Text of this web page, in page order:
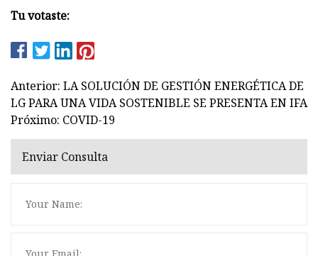
Tu votaste:
Anterior: LA SOLUCIÓN DE GESTIÓN ENERGÉTICA DE
LG PARA UNA VIDA SOSTENIBLE SE PRESENTA EN IFA
Próximo: COVID-19
Enviar Consulta